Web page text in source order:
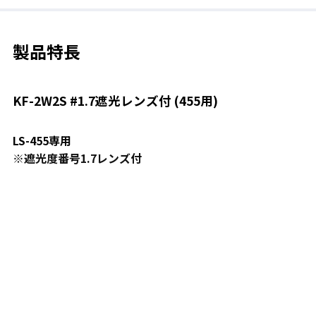
製品特長
KF-2W2S #1.7遮光レンズ付 (455用)
LS-455専用
※遮光度番号1.7レンズ付